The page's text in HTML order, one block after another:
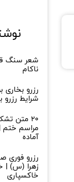
شعر سنگ
ناکام
رزرو
شرایط رزرو
۲۰ متن
مراسم ختم
آماده
رزرو فوری
زهرا (س) |
خاکسپاری